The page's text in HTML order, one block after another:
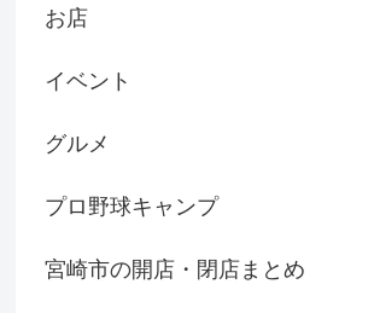
お店
イベント
グルメ
プロ野球キャンプ
宮崎市の開店・閉店まとめ